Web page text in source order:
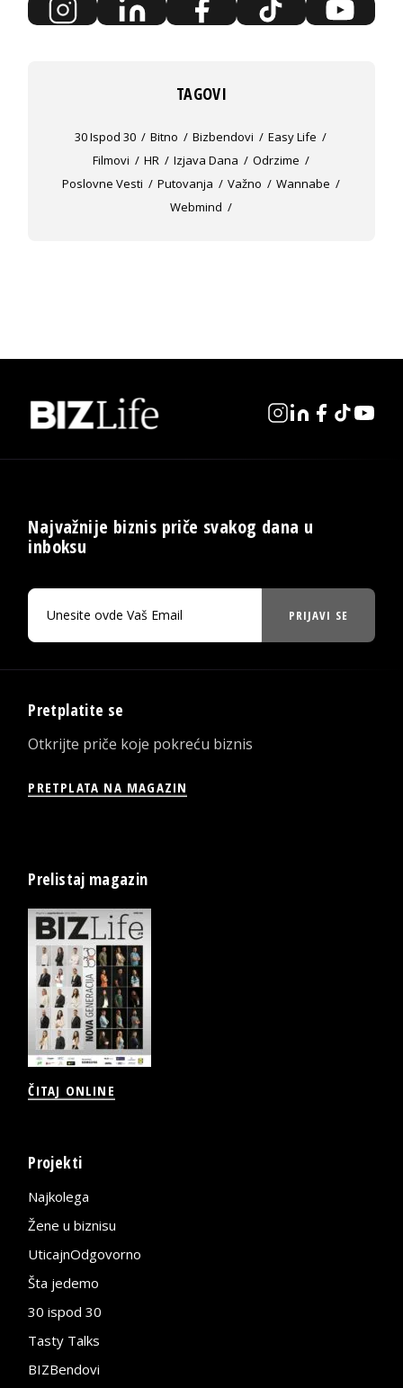
TAGOVI
30 Ispod 30 Bitno Bizbendovi
Easy Life
Filmovi
HR Izjava Dana
Odrzime
Poslovne Vesti
Putovanja Važno
Wannabe
Webmind
Najvažnije biznis priče svakog dana u
inboksu
PRIJAVI SE
Pretplatite se
Otkrijte priče koje pokreću biznis
PRETPLATA NA MAGAZIN
Prelistaj magazin
ČITAJ ONLINE
Projekti
Najkolega
Žene u biznisu
UticajnOdgovorno
Šta jedemo
30 ispod 30
Tasty Talks
BIZBendovi